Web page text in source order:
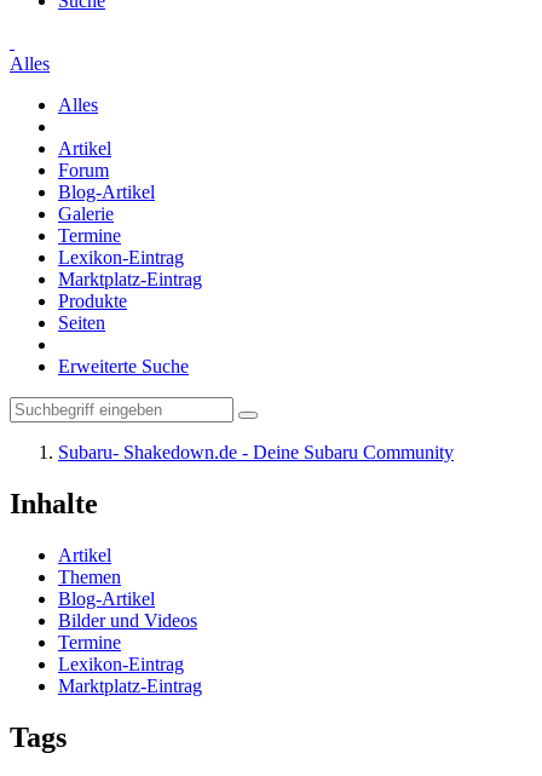
Alles
Alles
Artikel
Forum
Blog-Artikel
Galerie
Termine
Lexikon-Eintrag
Marktplatz-Eintrag
Produkte
Seiten
Erweiterte Suche
Subaru- Shakedown.de - Deine Subaru Community
Inhalte
Artikel
Themen
Blog-Artikel
Bilder und Videos
Termine
Lexikon-Eintrag
Marktplatz-Eintrag
Tags